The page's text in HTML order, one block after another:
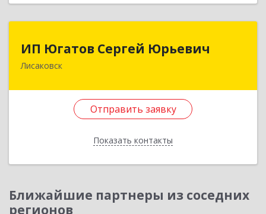
ИП Югатов Сергей Юрьевич
Лисаковск
Отправить заявку
Показать контакты
ИП Югатов Сергей Юрьевич
Отправить заявку
Назад
Ближайшие партнеры из соседних
регионов